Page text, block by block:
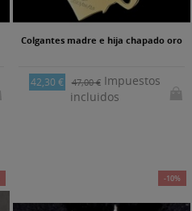
Colgantes madre e hija chapado oro
42,30 € 47,00 €Impuestos
incluidos
-10%